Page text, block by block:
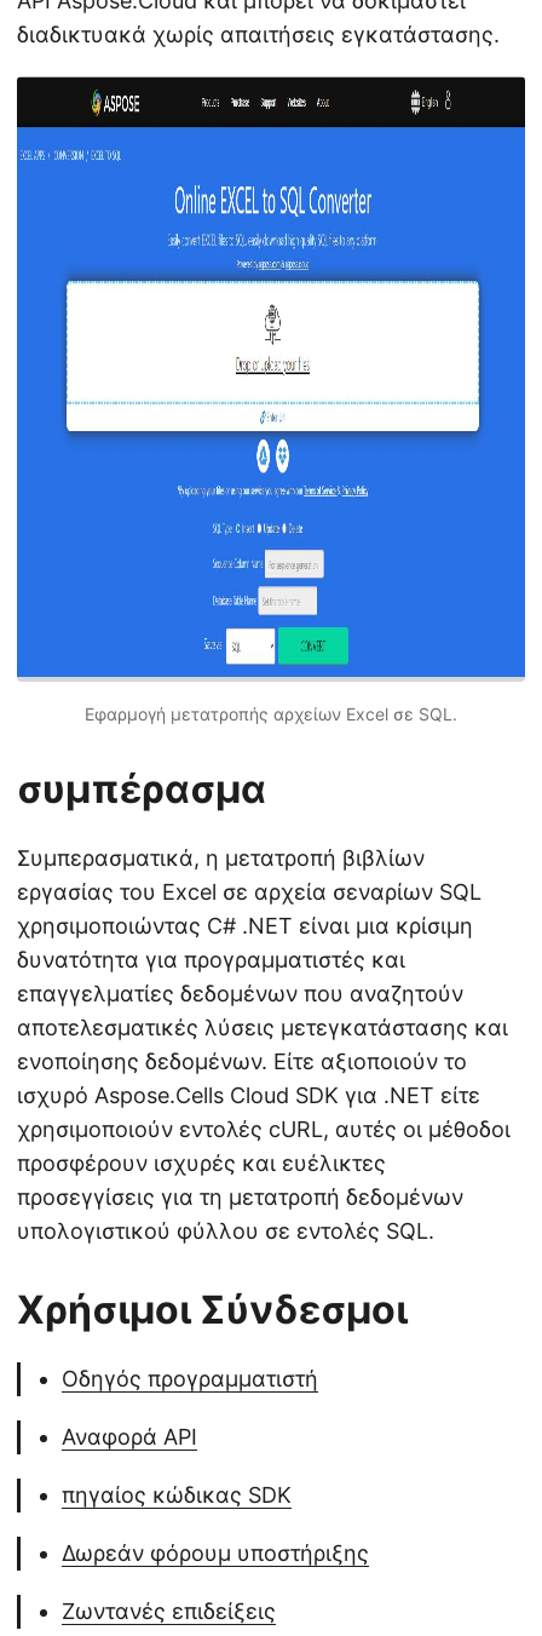
διαδικτυακά χωρίς απαιτήσεις εγκατάστασης.
Εφαρμογή μετατροπής αρχείων Excel σε SQL.
συμπέρασμα
Συμπερασματικά, η μετατροπή βιβλίων
εργασίας του Excel σε αρχεία σεναρίων SQL
χρησιμοποιώντας C# .NET είναι μια κρίσιμη
δυνατότητα για προγραμματιστές και
επαγγελματίες δεδομένων που αναζητούν
αποτελεσματικές λύσεις μετεγκατάστασης και
ενοποίησης δεδομένων. Είτε αξιοποιούν το
ισχυρό Aspose.Cells Cloud SDK για .NET είτε
χρησιμοποιούν εντολές cURL, αυτές οι μέθοδοι
προσφέρουν ισχυρές και ευέλικτες
προσεγγίσεις για τη μετατροπή δεδομένων
υπολογιστικού φύλλου σε εντολές SQL.
Χρήσιμοι Σύνδεσμοι
Οδηγός προγραμματιστή
Αναφορά API
πηγαίος κώδικας SDK
Δωρεάν φόρουμ υποστήριξης
Ζωντανές επιδείξεις